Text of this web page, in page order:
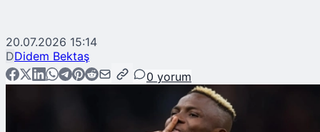
20.07.2026 15:14
DDidem Bektaş
0 yorum